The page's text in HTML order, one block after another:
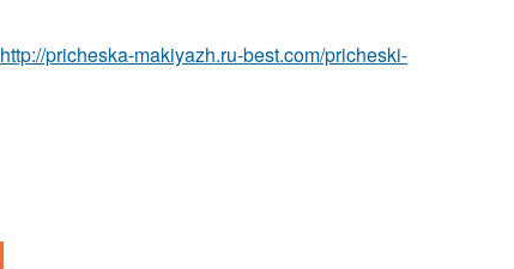
http://pricheska-makiyazh.ru-best.com/pricheski-